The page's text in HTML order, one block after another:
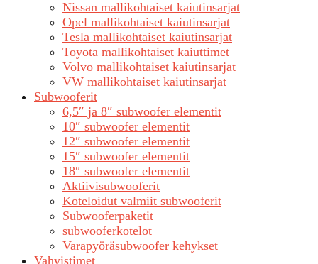
Nissan mallikohtaiset kaiutinsarjat
Opel mallikohtaiset kaiutinsarjat
Tesla mallikohtaiset kaiutinsarjat
Toyota mallikohtaiset kaiuttimet
Volvo mallikohtaiset kaiutinsarjat
VW mallikohtaiset kaiutinsarjat
Subwooferit
6,5″ ja 8″ subwoofer elementit
10″ subwoofer elementit
12″ subwoofer elementit
15″ subwoofer elementit
18″ subwoofer elementit
Aktiivisubwooferit
Koteloidut valmiit subwooferit
Subwooferpaketit
subwooferkotelot
Varapyöräsubwoofer kehykset
Vahvistimet